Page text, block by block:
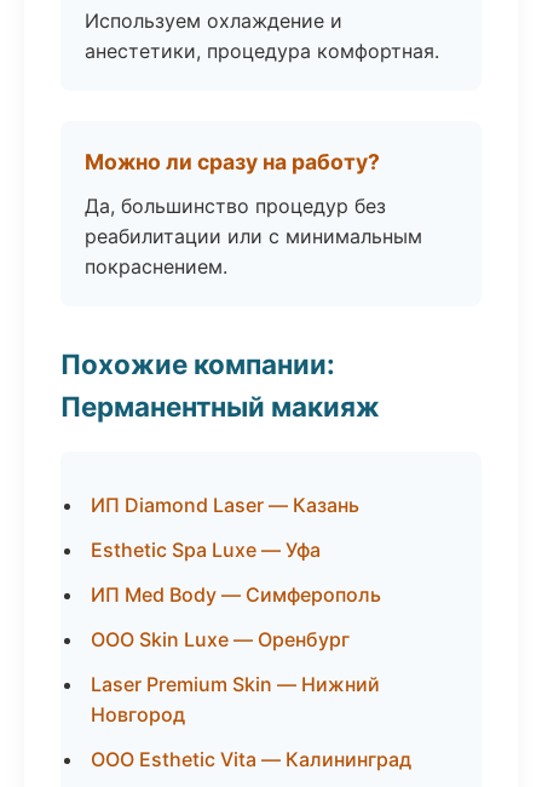
Используем охлаждение и
анестетики, процедура комфортная.
Можно ли сразу на работу?
Да, большинство процедур без
реабилитации или с минимальным
покраснением.
Похожие компании:
Перманентный макияж
ИП Diamond Laser — Казань
Esthetic Spa Luxe — Уфа
ИП Med Body — Симферополь
ООО Skin Luxe — Оренбург
Laser Premium Skin — Нижний
Новгород
ООО Esthetic Vita — Калининград